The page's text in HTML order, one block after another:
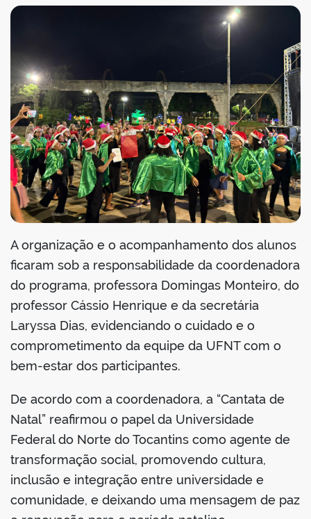
A organização e o acompanhamento dos alunos
ficaram sob a responsabilidade da coordenadora
do programa, professora Domingas Monteiro, do
professor Cássio Henrique e da secretária
Laryssa Dias, evidenciando o cuidado e o
comprometimento da equipe da UFNT com o
bem-estar dos participantes.
De acordo com a coordenadora, a “Cantata de
Natal” reafirmou o papel da Universidade
Federal do Norte do Tocantins como agente de
transformação social, promovendo cultura,
inclusão e integração entre universidade e
comunidade, e deixando uma mensagem de paz